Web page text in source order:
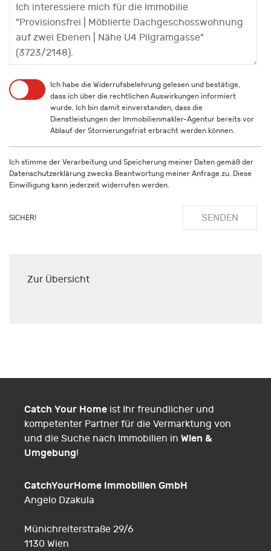
Ich habe die Widerrufsbelehrung gelesen und bestätige,
dass ich über die rechtlichen Auswirkungen informiert
wurde. Ich bin damit einverstanden, dass die
Dienstleistungen der Immobilienmakler-Agentur bereits vor
Ablauf der Stornierungsfrist erbracht werden können.
Ich stimme der Verarbeitung und Speicherung meiner Daten gemäß der
Datenschutzerklärung zwecks Beantwortung meiner Anfrage zu. Diese
Einwilligung kann jederzeit widerrufen werden.
SICHER! SENDEN
Zur Übersicht
Catch Your Home ist Ihr freundlicher und
kompetenter Partner für die Vermarktung von
und die Suche nach Immobilien in Wien &
Umgebung!
CatchYourHome Immobilien GmbH
Angelo Dzakula
Münichreiterstraße 29/6
1130 Wien